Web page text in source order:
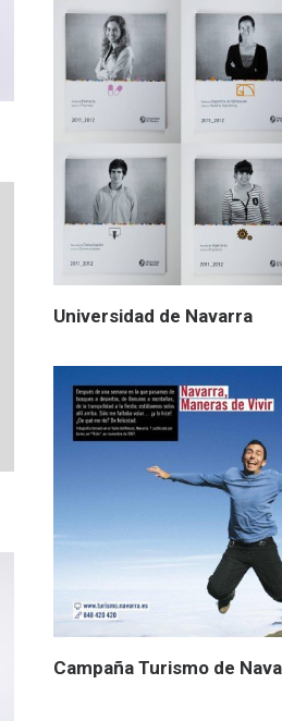
Universidad de Navarra
Campaña Turismo de